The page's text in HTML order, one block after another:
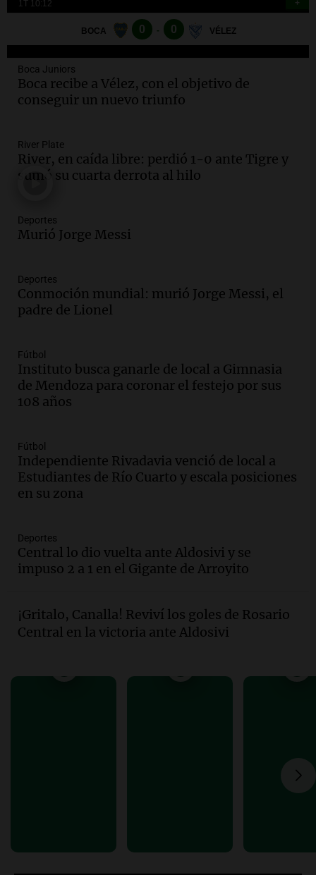
Episodios
Audio.Joan Gaspart: "Sin Jorge, no sé si
Messi hubiera llegado adonde llegó"
Una mañana para todos
Episodios
Vargas en 2007
Una mañana para todos
Episodios
las nuevas detenciones: "En esa casa
todos tenían algo que ver"
Audio.Una nutricionista derribó el mito
del desayuno ideal: qué alimentos
Episodios
Audio.Murió Jorge Messi
Audio.Mateo, a los 25 años, lucha
contra el tiempo: necesita un trasplante
para poder seguir viviend
Audio.
de julio será menor al 2,9% registrado
en CABA
Episodios
Audio. Altas Cumbres: rescataron a una
Una mañana para todos
Deportes
Boca Juniors
Boca recibe a Vélez, con el objetivo de
conseguir un nuevo triunfo
River Plate
River, en caída libre: perdió 1-0 ante Tigre y
sumó su cuarta derrota al hilo
Deportes
Murió Jorge Messi
Deportes
Conmoción mundial: murió Jorge Messi, el
padre de Lionel
Fútbol
Instituto busca ganarle de local a Gimnasia
de Mendoza para coronar el festejo por sus
108 años
Fútbol
Independiente Rivadavia venció de local a
Estudiantes de Río Cuarto y escala posiciones
en su zona
Deportes
Central lo dio vuelta ante Aldosivi y se
impuso 2 a 1 en el Gigante de Arroyito
¡Gritalo, Canalla! Reviví los goles de Rosario
Central en la victoria ante Aldosivi